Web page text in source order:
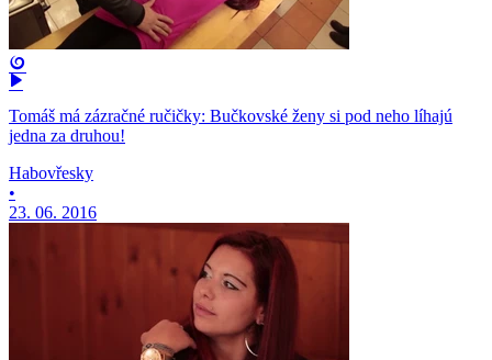
Tomáš má zázračné ručičky: Bučkovské ženy si pod neho líhajú
jedna za druhou!
Habovřesky
•
23. 06. 2016